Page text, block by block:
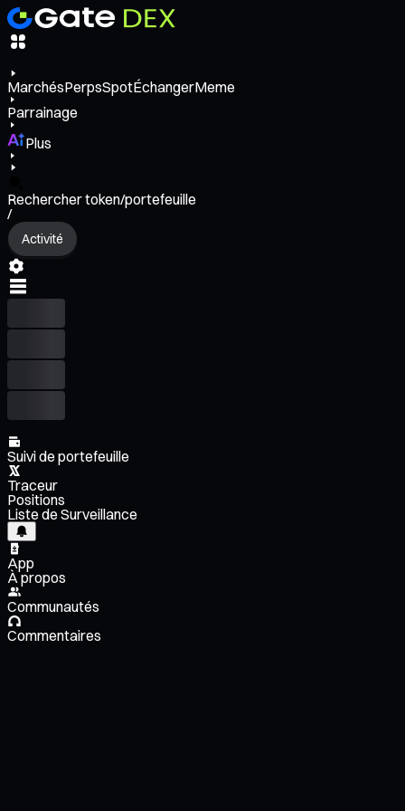
MarchésPerpsSpotÉchangerMeme
Parrainage
Plus
Rechercher token/portefeuille
/
Activité
Suivi de portefeuille
Traceur
Positions
Liste de Surveillance
App
À propos
Communautés
Commentaires